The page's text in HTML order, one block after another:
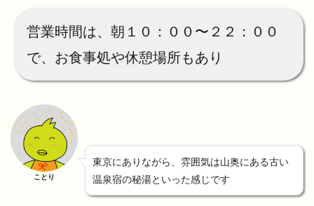
営業時間は、朝１０：００〜２２：００
で、お食事処や休憩場所もあり
ことり
東京にありながら、雰囲気は山奥にある古い
温泉宿の秘湯といった感じです